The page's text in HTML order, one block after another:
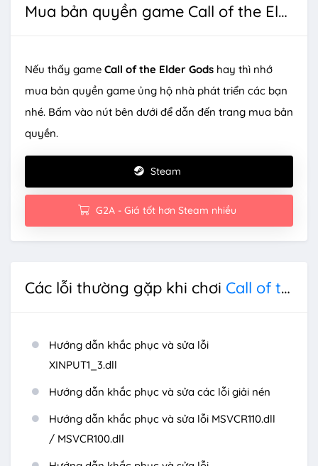
Mua bản quyền game Call of the Elder Gods
Nếu thấy game Call of the Elder Gods hay thì nhớ
mua bản quyền game ủng hộ nhà phát triển các bạn
nhé. Bấm vào nút bên dưới để dẫn đến trang mua bản
quyền.
Steam
G2A - Giá tốt hơn Steam nhiều
Các lỗi thường gặp khi chơi Call of the Elder Gods
Hướng dẫn khắc phục và sửa lỗi
XINPUT1_3.dll
Hướng dẫn khắc phục và sửa các lỗi giải nén
Hướng dẫn khắc phục và sửa lỗi MSVCR110.dll
/ MSVCR100.dll